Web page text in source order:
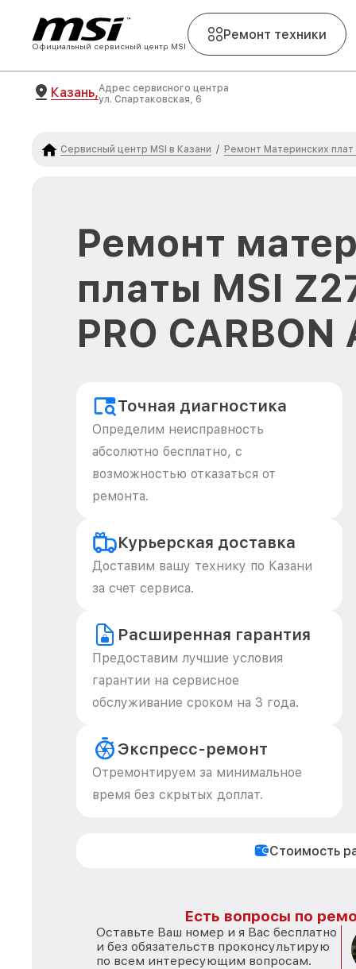
Официальный сервисный центр MSI
Ремонт техники
Казань,Адрес сервисного центра
ул. Спартаковская, 6
Сервисный центр MSI в Казани / Ремонт Материнских плат
Ремонт
платы MSI
PRO
Точная диагностика
Определим неисправность
абсолютно бесплатно, с
возможностью отказаться от
ремонта.
Курьерская доставка
Доставим вашу технику по Казани
за счет сервиса.
Расширенная гарантия
Предоставим лучшие условия
гарантии на сервисное
обслуживание сроком на 3 года.
Экспресс-ремонт
Отремонтируем за минимальное
время без скрытых доплат.
Стоимость
Есть вопросы по
Оставьте Ваш номер и я Вас бесплатно
и без обязательств проконсультирую
по всем интересующим вопросам.